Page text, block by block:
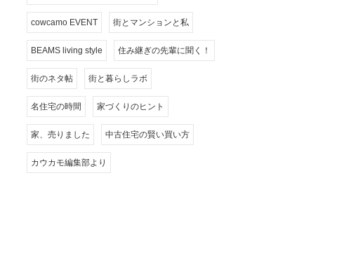
cowcamo EVENT 街とマンションと私
BEAMS living style 住み継ぎの先輩に聞く！
街のネタ帖 街と暮らしラボ
名住宅の時間 家づくりのヒント
家、売りました 中古住宅の賢い買い方
カウカモ編集部より